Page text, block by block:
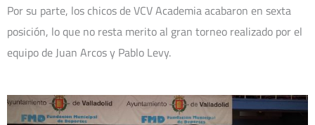
Por su parte, los chicos de VCV Academia acabaron en sexta
posición, lo que no resta merito al gran torneo realizado por el
equipo de Juan Arcos y Pablo Levy.